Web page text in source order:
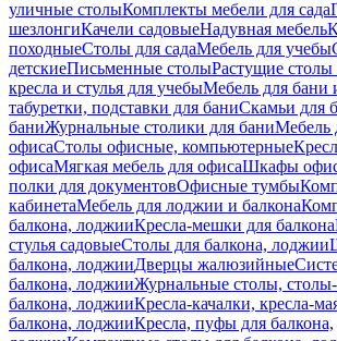
уличные столыКомплекты мебели для сада
шезлонгиКачели садовыеНадувная мебель
походныеСтолы для садаМебель для учебы
детскиеПисьменные столыРастущие
кресла и стулья для учебыМебель для бани
табуретки, подставки для баниСкамьи для
баниЖурнальные столики для баниМебель
офисаСтолы офисные, компьютерные
офисаМягкая мебель для офисаШкафы
полки для документовОфисные тумбы
кабинетаМебель для лоджии и балкона
балкона, лоджииКресла-мешки для балкона
стулья садовыеСтолы для балкона, лоджии
балкона, лоджииДверцы жалюзийные
балкона, лоджииЖурнальные столы,
балкона, лоджииКресла-качалки, кресла-
балкона, лоджииКресла, пуфы для балкона,